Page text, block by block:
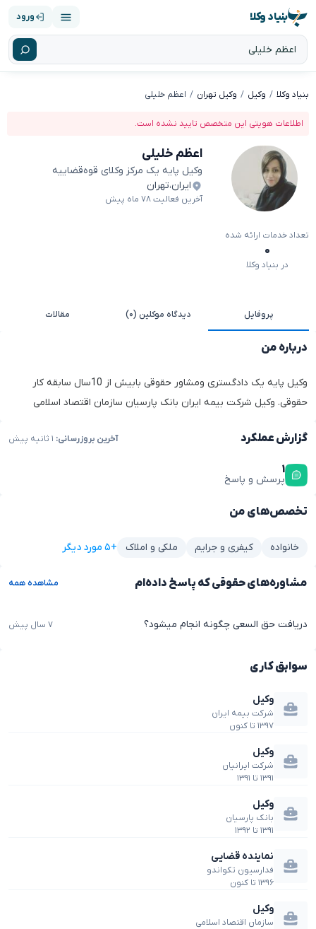
بنیاد وکلا ورود
بنیاد وکلا وکیل وکیل تهران اعظم خلیلی
اطلاعات هویتی این متخصص تایید نشده است.
اعظم خلیلی
وکیل پایه یک مرکز وکلای قوه‌قضاییه
ایران،تهران
آخرین فعالیت ۷۸ ماه پیش
تعداد خدمات ارائه شده
۰
در بنیاد وکلا
پروفایل دیدگاه موکلین (۰) مقالات
درباره من
وکیل پایه یک دادگستری ومشاور حقوقی بابیش از 10سال سابقه کار
حقوقی. وکیل شرکت بیمه ایران بانک پارسیان سازمان اقتصاد اسلامی
گزارش عملکرد آخرین بروزرسانی:
۱
پرسش و پاسخ
تخصص‌های من
خانواده کیفری و جرایم ملکی و املاک +۵ مورد دیگر
مشاوره‌های حقوقی که پاسخ داده‌ام مشاهده همه
دریافت حق السعی چگونه انجام میشود؟ ۷ سال پیش
سوابق کاری
وکیل
شرکت بیمه ایران
۱۳۹۷ تا کنون
وکیل
شرکت ایرانیان
۱۳۹۱ تا ۱۳۹۱
وکیل
بانک پارسیان
۱۳۹۱ تا ۱۳۹۲
نماینده قضایی
فدارسیون تکواندو
۱۳۹۶ تا کنون
وکیل
سازمان اقتصاد اسلامی